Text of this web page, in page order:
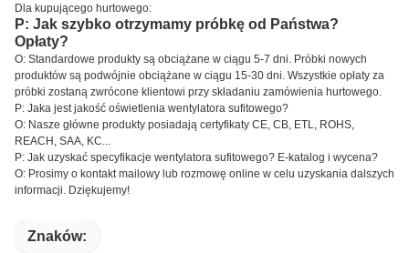
Dla kupującego hurtowego:
P: Jak szybko otrzymamy próbkę od Państwa?
Opłaty?
O: Standardowe produkty są obciążane w ciągu 5-7 dni. Próbki nowych
produktów są podwójnie obciążane w ciągu 15-30 dni. Wszystkie opłaty za
próbki zostaną zwrócone klientowi przy składaniu zamówienia hurtowego.
P: Jaka jest jakość oświetlenia wentylatora sufitowego?
O: Nasze główne produkty posiadają certyfikaty CE, CB, ETL, ROHS,
REACH, SAA, KC...
P: Jak uzyskać specyfikacje wentylatora sufitowego? E-katalog i wycena?
O: Prosimy o kontakt mailowy lub rozmowę online w celu uzyskania dalszych
informacji. Dziękujemy!
Znaków: